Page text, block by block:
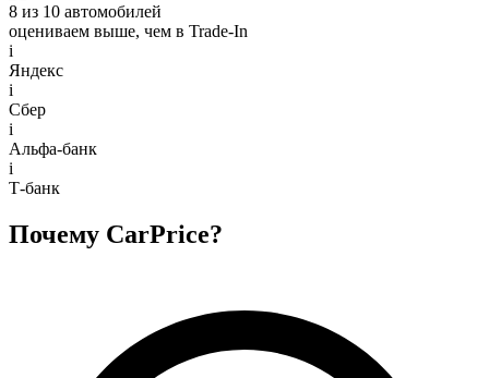
8 из 10 автомобилей
оцениваем выше, чем в Trade‑In
i
Яндекс
i
Сбер
i
Альфа-банк
i
Т-банк
Почему CarPrice?